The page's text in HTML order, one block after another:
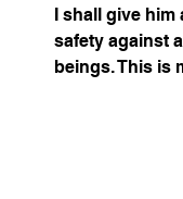
I shall give him
safety against
beings. This is